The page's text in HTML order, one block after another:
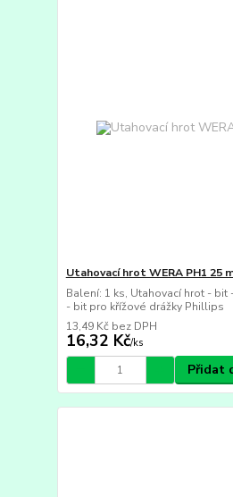
Utahovací hrot WERA PH1 25
Balení: 1 ks, Utahovací hrot - bit
- bit pro křížové drážky Phillips
16,32 Kč/ks
13,49 Kč bez DPH
Přidat